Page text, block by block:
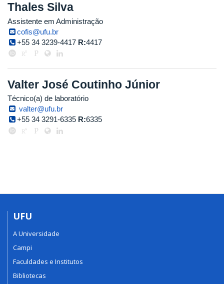
Thales Silva
Assistente em Administração
cofis@ufu.br
+55 34 3239-4417 R:4417
Valter José Coutinho Júnior
Técnico(a) de laboratório
valter@ufu.br
+55 34 3291-6335 R:6335
UFU
A Universidade
Campi
Faculdades e Institutos
Bibliotecas